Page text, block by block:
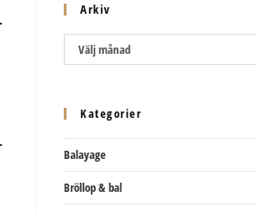
Arkiv
ArkivVälj månad
Kategorier
Balayage
Bröllop & bal